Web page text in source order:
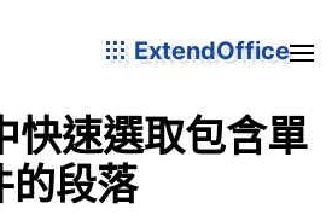
ExtendOffice
快速選取包含單
的段落